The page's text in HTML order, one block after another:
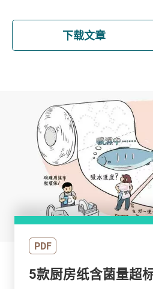
下载文章
PDF